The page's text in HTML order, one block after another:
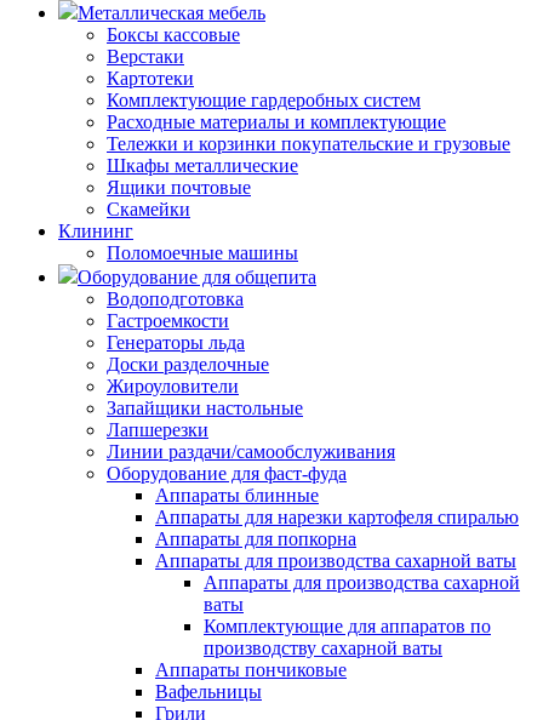
Металлическая мебель
Боксы кассовые
Верстаки
Картотеки
Комплектующие гардеробных систем
Расходные материалы и комплектующие
Тележки и корзинки покупательские и грузовые
Шкафы металлические
Ящики почтовые
Скамейки
Клининг
Поломоечные машины
Оборудование для общепита
Водоподготовка
Гастроемкости
Генераторы льда
Доски разделочные
Жироуловители
Запайщики настольные
Лапшерезки
Линии раздачи/самообслуживания
Оборудование для фаст-фуда
Аппараты блинные
Аппараты для нарезки картофеля спиралью
Аппараты для попкорна
Аппараты для производства сахарной ваты
Аппараты для производства сахарной
ваты
Комплектующие для аппаратов по
производству сахарной ваты
Аппараты пончиковые
Вафельницы
Грили